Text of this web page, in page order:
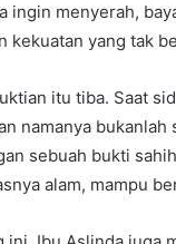
ingin menyerah,
kekuatan yang tak
itu tiba. Saat
namanya
sebuah bukti
alam, mampu